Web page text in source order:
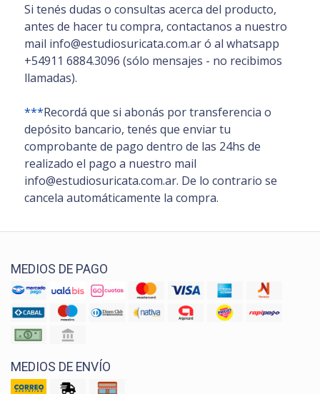
Si tenés dudas o consultas acerca del producto,
antes de hacer tu compra, contactanos a nuestro
mail info@estudiosuricata.com.ar ó al whatsapp
+54911 6884.3096 (sólo mensajes - no recibimos
llamadas).
***Recordá que si abonás por transferencia o
depósito bancario, tenés que enviar tu
comprobante de pago dentro de las 24hs de
realizado el pago a nuestro mail
info@estudiosuricata.com.ar. De lo contrario se
cancela automáticamente la compra.
MEDIOS DE PAGO
MEDIOS DE ENVÍO